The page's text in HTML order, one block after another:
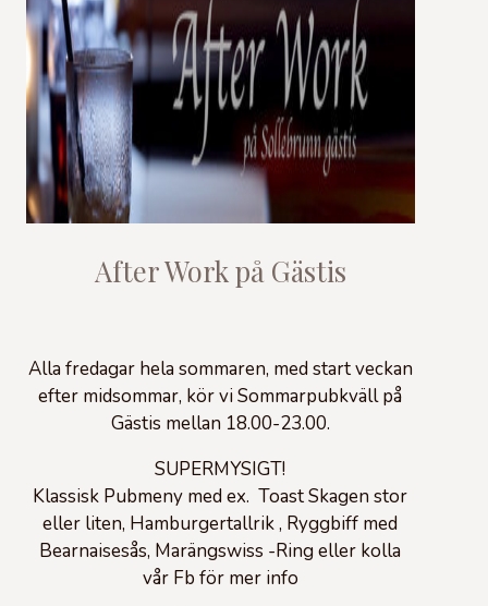
After Work på Gästis
Alla fredagar hela sommaren, med start veckan
efter midsommar, kör vi Sommarpubkväll på
Gästis mellan 18.00-23.00.
SUPERMYSIGT!
Klassisk Pubmeny med ex. Toast Skagen stor
eller liten, Hamburgertallrik , Ryggbiff med
Bearnaisesås, Marängswiss -Ring eller kolla
vår Fb för mer info